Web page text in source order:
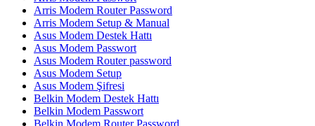
Arris Modem Router Password
Arris Modem Setup & Manual
Asus Modem Destek Hattı
Asus Modem Passwort
Asus Modem Router password
Asus Modem Setup
Asus Modem Şifresi
Belkin Modem Destek Hattı
Belkin Modem Passwort
Belkin Modem Router Password